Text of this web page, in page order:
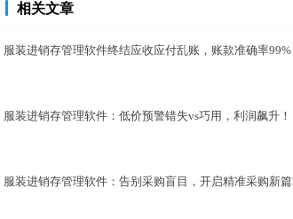
相关文章
服装进销存管理软件终结应收应付乱账，账款准确率99%
服装进销存管理软件：低价预警错失vs巧用，利润飙升！
服装进销存管理软件：告别采购盲目，开启精准采购新篇